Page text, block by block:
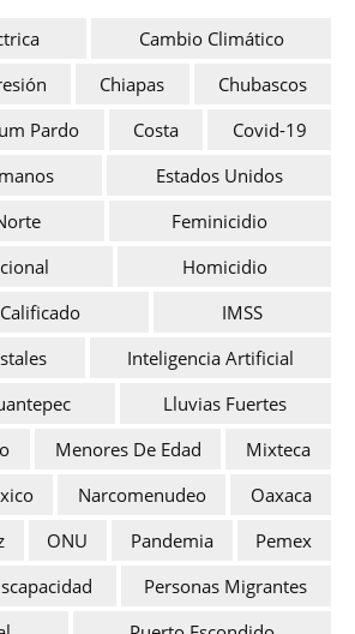
Cambio Climático
Chiapas
Chubascos
Pardo
Costa
Covid-19
Estados Unidos
Feminicidio
Homicidio
IMSS
Inteligencia Artificial
Lluvias Fuertes
Menores De Edad
Mixteca
Narcomenudeo
Oaxaca
ONU Pandemia
Pemex
Personas Migrantes